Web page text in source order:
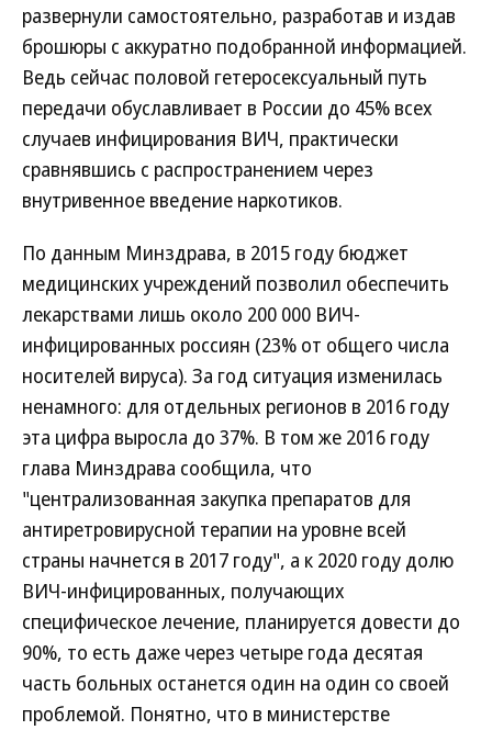
развернули самостоятельно, разработав и издав
брошюры с аккуратно подобранной информацией.
Ведь сейчас половой гетеросексуальный путь
передачи обуславливает в России до 45% всех
случаев инфицирования ВИЧ, практически
сравнявшись с распространением через
внутривенное введение наркотиков.
По данным Минздрава, в 2015 году бюджет
медицинских учреждений позволил обеспечить
лекарствами лишь около 200 000 ВИЧ-
инфицированных россиян (23% от общего числа
носителей вируса). За год ситуация изменилась
ненамного: для отдельных регионов в 2016 году
эта цифра выросла до 37%. В том же 2016 году
глава Минздрава сообщила, что
"централизованная закупка препаратов для
антиретровирусной терапии на уровне всей
страны начнется в 2017 году", а к 2020 году долю
ВИЧ-инфицированных, получающих
специфическое лечение, планируется довести до
90%, то есть даже через четыре года десятая
часть больных останется один на один со своей
проблемой. Понятно, что в министерстве